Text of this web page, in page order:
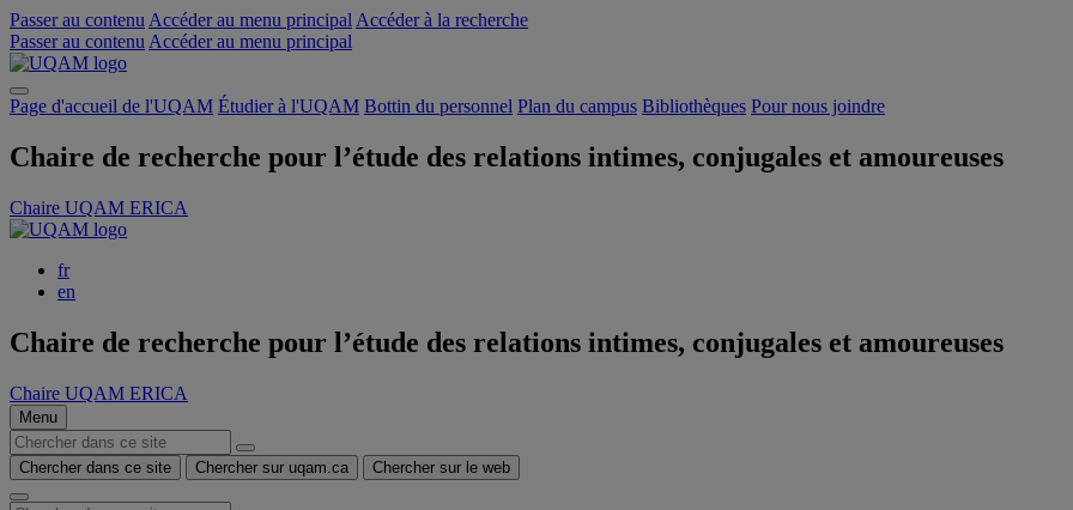
Passer au contenu Accéder au menu principal Accéder à la recherche
Passer au contenu Accéder au menu principal
Page d'accueil de l'UQAM Étudier à l'UQAM Bottin du personnel Plan du campus Bibliothèques Pour nous joindre
Chaire de recherche pour l’étude des relations intimes, conjugales et amoureuses
Chaire UQAM ERICA
fr
en
Chaire de recherche pour l’étude des relations intimes, conjugales et amoureuses
Chaire UQAM ERICA
Menu
Chercher dans ce site Chercher sur uqam.ca Chercher sur le web